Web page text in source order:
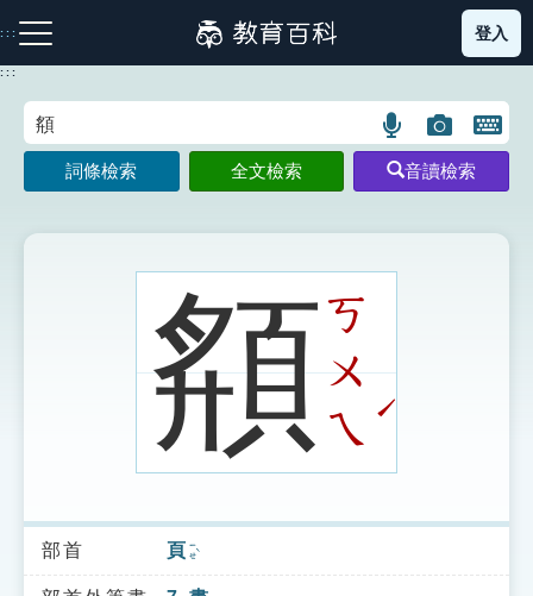
到
主
:::
注音索引圖示 筆畫索引圖示 部首索引表圖示
索引選單
登入
:::
語
言
搜
示
圖
片
搜
開
鍵
圖
詞條檢索 全文檢索 音讀檢索
頯ㄎ
ㄨ
ㄟ
ˊ
部首 頁 ㄧㄝˋ